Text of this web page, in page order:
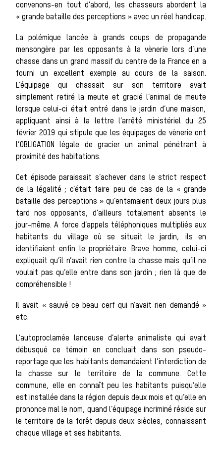
meute
Les chevaux
de chasse
Les veneurs
La vènerie contemporaine
Chasser les
idées reçues
Bien-être
animal
convenons-en tout d’abord, les chasseurs abordent la
« grande bataille des perceptions » avec un réel handicap.
La polémique lancée à grands coups de propagande
mensongère par les opposants à la vènerie lors d’une
chasse dans un grand massif du centre de la France en a
fourni un excellent exemple au cours de la saison.
L’équipage qui chassait sur son territoire avait
simplement retiré la meute et gracié l’animal de meute
lorsque celui-ci était entré dans le jardin d’une maison,
appliquant ainsi à la lettre l’arrêté ministériel du 25
février 2019 qui stipule que les équipages de vènerie ont
l’OBLIGATION légale de gracier un animal pénétrant à
proximité des habitations.
Cet épisode paraissait s’achever dans le strict respect
de la légalité ; c’était faire peu de cas de la « grande
bataille des perceptions » qu’entamaient deux jours plus
tard nos opposants, d’ailleurs totalement absents le
jour-même. A force d’appels téléphoniques multipliés aux
habitants du village où se situait le jardin, ils en
identifiaient enfin le propriétaire. Brave homme, celui-ci
expliquait qu’il n’avait rien contre la chasse mais qu’il ne
voulait pas qu’elle entre dans son jardin ; rien là que de
compréhensible !
Il avait « sauvé ce beau cerf qui n’avait rien demandé »
etc.
L’autoproclamée lanceuse d’alerte animaliste qui avait
débusqué ce témoin en concluait dans son pseudo-
reportage que les habitants demandaient l’interdiction de
la chasse sur le territoire de la commune. Cette
commune, elle en connaît peu les habitants puisqu’elle
est installée dans la région depuis deux mois et qu’elle en
prononce mal le nom, quand l’équipage incriminé réside sur
le territoire de la forêt depuis deux siècles, connaissant
chaque village et ses habitants.